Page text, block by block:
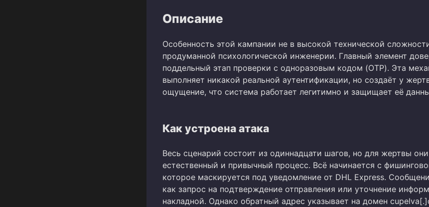
Описание
Особенность этой кампании не в высокой технической
продуманной психологической инженерии. Главный элемент
поддельный этап проверки с одноразовым кодом (OTP). Эта
выполняет никакой реальной аутентификации, но создаёт у
ощущение, что система работает легитимно и защищает её
Как устроена атака
Весь сценарий состоит из одиннадцати шагов, но для жертвы
естественный и привычный процесс. Всё начинается с
которое маскируется под уведомление от DHL Express.
как запрос на подтверждение отправления или уточнение
накладной. Однако обратный адрес указывает на домен